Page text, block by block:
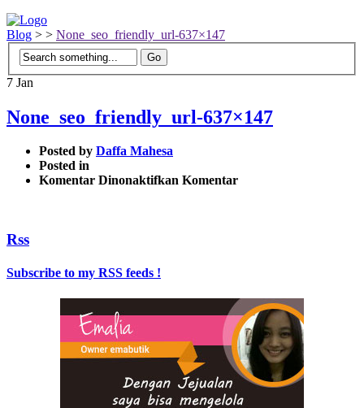
Blog > > None_seo_friendly_url-637×147
7 Jan
None_seo_friendly_url-637×147
Posted by Daffa Mahesa
Posted in
Komentar Dinonaktifkan pada
Komentar
Rss
Subscribe to my RSS feeds !